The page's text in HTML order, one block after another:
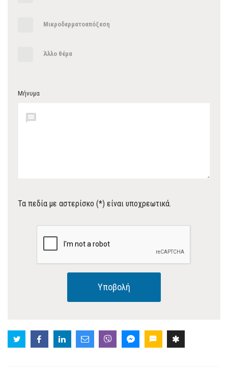
Μικροδερματοαπόξεση
Άλλο θέμα
Μήνυμα
Τα πεδία με αστερίσκο (*) είναι υποχρεωτικά.
Υποβολή